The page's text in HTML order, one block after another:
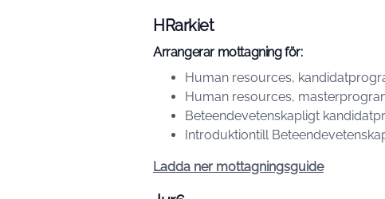
HRarkiet
Arrangerar mottagning för:
Human resources,
Human resources,
Beteendevetenskapligt
Introduktiontill
Ladda ner mottagningsguide